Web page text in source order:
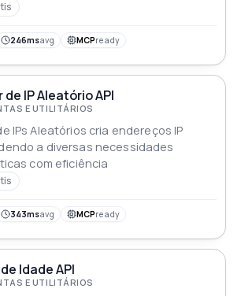
participante
246msavg MCPready
IP Aleatório API
E UTILITÁRIOS
IPs Aleatórios cria endereços IP
a diversas necessidades
com eficiência
343msavg MCPready
Idade API
E UTILITÁRIOS